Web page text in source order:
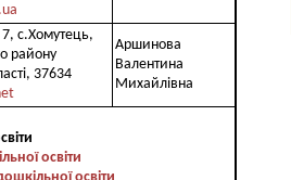
с.Хомутець,
району
37634
Аршинова
Валентина
Михайлівна
освіти